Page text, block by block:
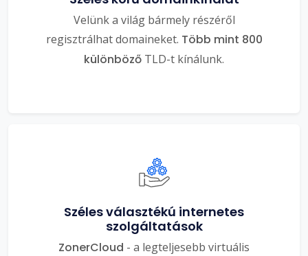
Velünk a világ bármely részéről
regisztrálhat domaineket. Több mint 800
különböző TLD-t kínálunk.
Széles választékú internetes
szolgáltatások
ZonerCloud - a legteljesebb virtuális